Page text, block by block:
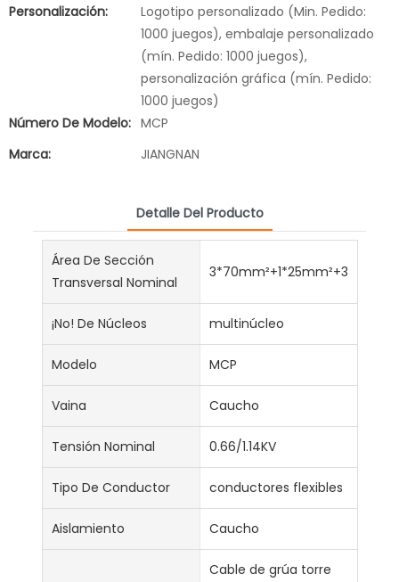
Personalización:
Logotipo personalizado (Min. Pedido:
1000 juegos), embalaje personalizado
(mín. Pedido: 1000 juegos),
personalización gráfica (mín. Pedido:
1000 juegos)
Número De Modelo: MCP
Marca:
JIANGNAN
Detalle Del Producto
Área De Sección
Transversal Nominal
3*70mm²+1*25mm²+3*10mm²
¡No! De Núcleos multinúcleo
Modelo MCP
Vaina Caucho
Tensión Nominal 0.66/1.14KV
Tipo De Conductor conductores flexibles
Aislamiento Caucho
Cable de grúa torre